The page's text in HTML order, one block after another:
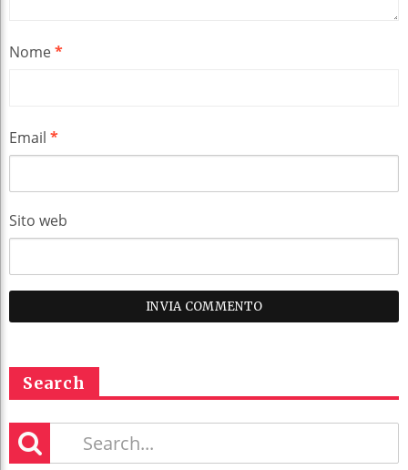
Nome*
Email *
Sito web
Search